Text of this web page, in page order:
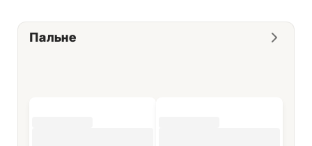
Пальне